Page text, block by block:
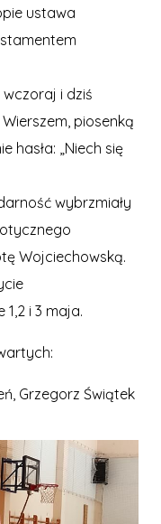
ustawa
i dziś
Wierszem, piosenką
hasła: „Niech się
wybrzmiały
Wojciechowską.
i 3 maja.
Grzegorz Świątek